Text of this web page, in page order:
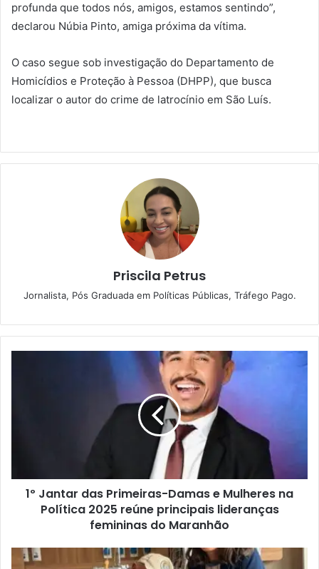
profunda que todos nós, amigos, estamos sentindo”,
declarou Núbia Pinto, amiga próxima da vítima.
O caso segue sob investigação do Departamento de
Homicídios e Proteção à Pessoa (DHPP), que busca
localizar o autor do crime de latrocínio em São Luís.
Priscila Petrus
Jornalista, Pós Graduada em Políticas Públicas, Tráfego Pago.
d
1º Jantar das Primeiras-Damas e Mulheres na
Política 2025 reúne principais lideranças
femininas do Maranhão